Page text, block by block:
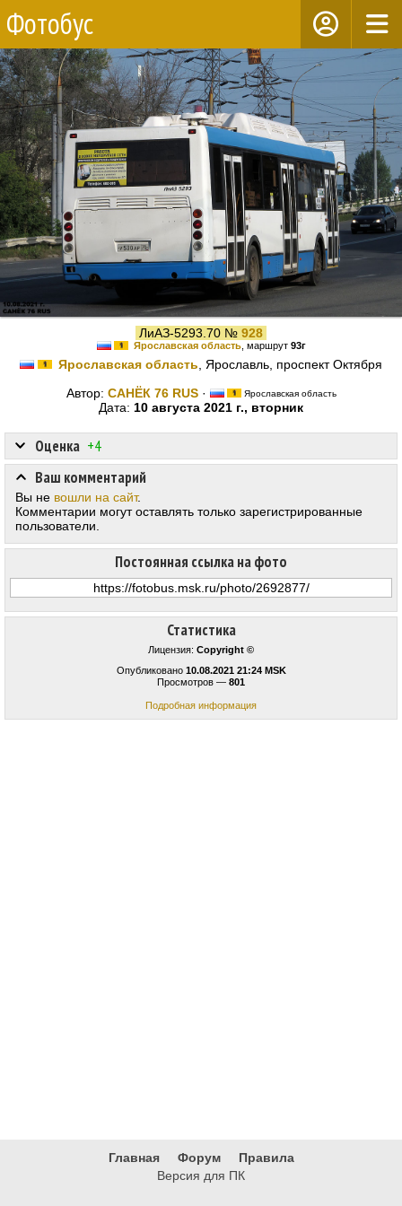
Фотобус
ЛиАЗ-5293.70 № 928
Ярославская область, маршрут 93г
Ярославская область , Ярославль, проспект Октября
Автор: САНЁК 76 RUS· Ярославская область
Дата: 10 августа 2021 г., вторник
Статистика
Лицензия: Copyright ©
Опубликовано 10.08.2021 21:24 MSK
Просмотров — 801
Подробная информация
Оценка +4
Постоянная ссылка на фото
Ваш комментарий
Вы не вошли на сайт.
Комментарии могут оставлять только зарегистрированные
пользователи.
Главная Форум
Правила
Версия для ПК